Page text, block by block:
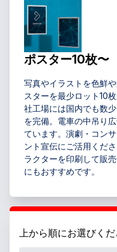
ポスター10枚〜
写真やイラストを色鮮
スターを最少ロット10
社工場には国内でも数
を完備。電車の中吊り
ています。演劇・コン
ント宣伝にご活用くだ
ラクターを印刷して販
にもおすすめです。
上から順にお選びくだ